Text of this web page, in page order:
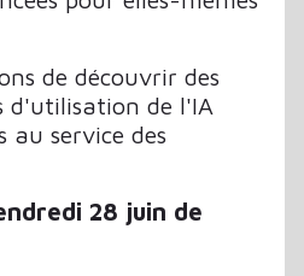
de découvrir des
d'utilisation de l'IA
au service des
28 juin de